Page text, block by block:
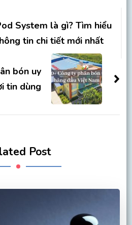
System là gì? Tìm hiểu
tin chi tiết mới nhất
bón uy
tin dùng
Post